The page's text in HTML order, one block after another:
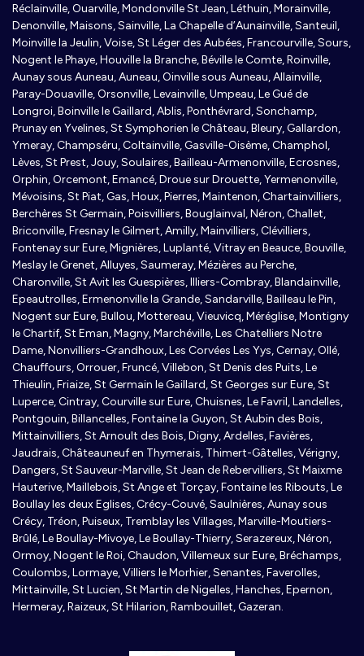
Réclainville, Ouarville, Mondonville St Jean, Léthuin, Morainville,
Denonville, Maisons, Sainville, La Chapelle d’Aunainville, Santeuil,
Moinville la Jeulin, Voise, St Léger des Aubées, Francourville, Sours,
Nogent le Phaye, Houville la Branche, Béville le Comte, Roinville,
Aunay sous Auneau, Auneau, Oinville sous Auneau, Allainville,
Paray-Douaville, Orsonville, Levainville, Umpeau, Le Gué de
Longroi, Boinville le Gaillard, Ablis, Ponthévrard, Sonchamp,
Prunay en Yvelines, St Symphorien le Château, Bleury, Gallardon,
Ymeray, Champséru, Coltainville, Gasville-Oisème, Champhol,
Lèves, St Prest, Jouy, Soulaires, Bailleau-Armenonville, Ecrosnes,
Orphin, Orcemont, Emancé, Droue sur Drouette, Yermenonville,
Mévoisins, St Piat, Gas, Houx, Pierres, Maintenon, Chartainvilliers,
Berchères St Germain, Poisvilliers, Bouglainval, Néron, Challet,
Briconville, Fresnay le Gilmert, Amilly, Mainvilliers, Clévilliers,
Fontenay sur Eure, Mignières, Luplanté, Vitray en Beauce, Bouville,
Meslay le Grenet, Alluyes, Saumeray, Mézières au Perche,
Charonville, St Avit les Guespières, Illiers-Combray, Blandainville,
Epeautrolles, Ermenonville la Grande, Sandarville, Bailleau le Pin,
Nogent sur Eure, Bullou, Mottereau, Vieuvicq, Méréglise, Montigny
le Chartif, St Eman, Magny, Marchéville, Les Chatelliers Notre
Dame, Nonvilliers-Grandhoux, Les Corvées Les Yys, Cernay, Ollé,
Chauffours, Orrouer, Fruncé, Villebon, St Denis des Puits, Le
Thieulin, Friaize, St Germain le Gaillard, St Georges sur Eure, St
Luperce, Cintray, Courville sur Eure, Chuisnes, Le Favril, Landelles,
Pontgouin, Billancelles, Fontaine la Guyon, St Aubin des Bois,
Mittainvilliers, St Arnoult des Bois, Digny, Ardelles, Favières,
Jaudrais, Châteauneuf en Thymerais, Thimert-Gâtelles, Vérigny,
Dangers, St Sauveur-Marville, St Jean de Rebervilliers, St Maixme
Hauterive, Maillebois, St Ange et Torçay, Fontaine les Ribouts, Le
Boullay les deux Eglises, Crécy-Couvé, Saulnières, Aunay sous
Crécy, Tréon, Puiseux, Tremblay les Villages, Marville-Moutiers-
Brûlé, Le Boullay-Mivoye, Le Boullay-Thierry, Serazereux, Néron,
Ormoy, Nogent le Roi, Chaudon, Villemeux sur Eure, Bréchamps,
Coulombs, Lormaye, Villiers le Morhier, Senantes, Faverolles,
Mittainville, St Lucien, St Martin de Nigelles, Hanches, Epernon,
Hermeray, Raizeux, St Hilarion, Rambouillet, Gazeran.